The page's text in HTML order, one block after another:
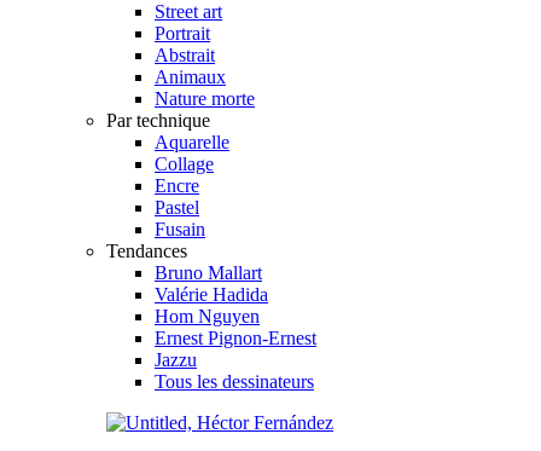
Street art
Portrait
Abstrait
Animaux
Nature morte
Par technique
Aquarelle
Collage
Encre
Pastel
Fusain
Tendances
Bruno Mallart
Valérie Hadida
Hom Nguyen
Ernest Pignon-Ernest
Jazzu
Tous les dessinateurs